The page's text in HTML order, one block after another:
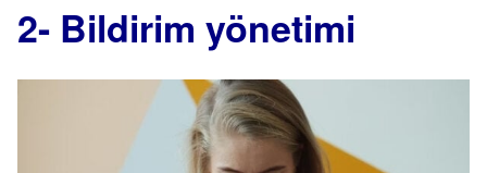
2- Bildirim yönetimi